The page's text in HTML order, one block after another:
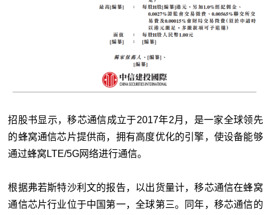
招股书显示，移芯通信成立于2017年2月，是一家全球领先
的蜂窝通信芯片提供商，拥有高度优化的引擎，使设备能够
通过蜂窝LTE/5G网络进行通信。
根据弗若斯特沙利文的报告，以出货量计，移芯通信在蜂窝
通信芯片行业位于中国第一，全球第三。同年，移芯通信的